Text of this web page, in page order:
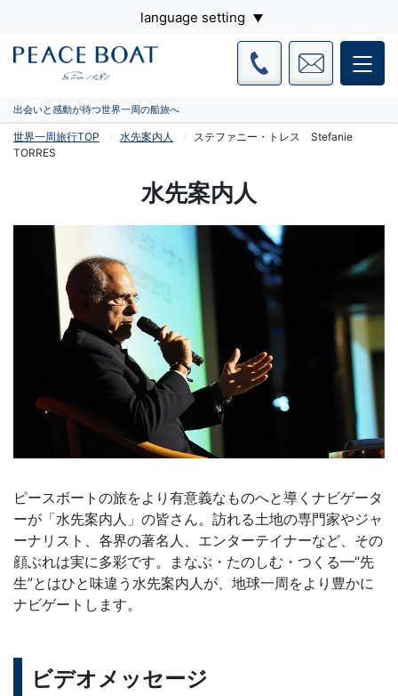
language setting
出会いと感動が待つ世界一周の船旅へ
世界一周旅行TOP 水先案内人
ステファニー・トレス Stefanie
TORRES
水先案内人
ピースボートの旅をより有意義なものへと導くナビゲータ
ーが「水先案内人」の皆さん。訪れる土地の専門家やジャ
ーナリスト、各界の著名人、エンターテイナーなど、その
顔ぶれは実に多彩です。まなぶ・たのしむ・つくる━“先
生”とはひと味違う水先案内人が、地球一周をより豊かに
ナビゲートします。
ビデオメッセージ